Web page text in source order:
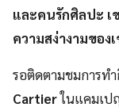
และคนรักศิลปะ เ
ความสง่างามของ
รอติดตามชมการท
Cartierในแคมเป